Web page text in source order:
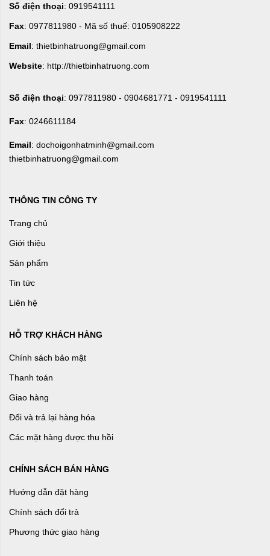
Số điện thoại: 0919541111
Fax: 0977811980 - Mã số thuế: 0105908222
Email: thietbinhatruong@gmail.com
Website: http://thietbinhatruong.com
Số điện thoại: 0977811980 - 0904681771 - 0919541111
Fax: 0246611184
Email: dochoigonhatminh@gmail.com
thietbinhatruong@gmail.com
THÔNG TIN CÔNG TY
Trang chủ
Giới thiệu
Sản phẩm
Tin tức
Liên hệ
HỖ TRỢ KHÁCH HÀNG
Chính sách bảo mật
Thanh toán
Giao hàng
Đổi và trả lại hàng hóa
Các mặt hàng được thu hồi
CHÍNH SÁCH BÁN HÀNG
Hướng dẫn đặt hàng
Chính sách đổi trả
Phương thức giao hàng